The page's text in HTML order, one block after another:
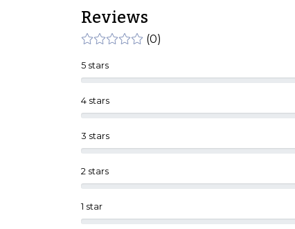
Reviews
(0)
1 star
2 stars
3 stars
4 stars
5 stars